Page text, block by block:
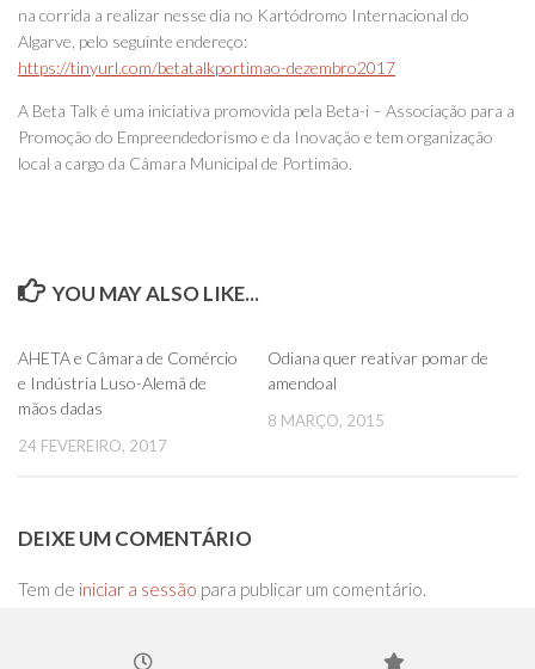
na corrida a realizar nesse dia no Kartódromo Internacional do
Algarve, pelo seguinte endereço:
https://tinyurl.com/betatalkportimao-dezembro2017
A Beta Talk é uma iniciativa promovida pela Beta-i – Associação para a
Promoção do Empreendedorismo e da Inovação e tem organização
local a cargo da Câmara Municipal de Portimão.
YOU MAY ALSO LIKE...
AHETA e Câmara de Comércio
e Indústria Luso-Alemã de
mãos dadas
24 FEVEREIRO, 2017
Odiana quer reativar pomar de
amendoal
8 MARÇO, 2015
DEIXE UM COMENTÁRIO
Tem de iniciar a sessão para publicar um comentário.